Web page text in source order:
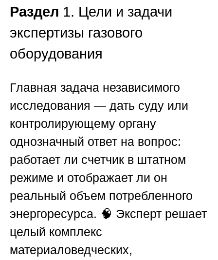
Раздел 1. Цели и задачи
экспертизы газового
оборудования
Главная задача независимого
исследования — дать суду или
контролирующему органу
однозначный ответ на вопрос:
работает ли счетчик в штатном
режиме и отображает ли он
реальный объем потребленного
энергоресурса. 🧠 Эксперт решает
целый комплекс
материаловедческих,